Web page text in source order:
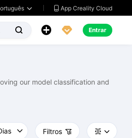
  App Creality Cloud
   Entrar
our model classification and
Filtros   